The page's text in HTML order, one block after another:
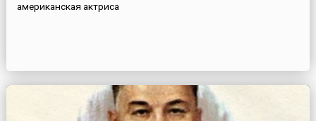
американская актриса